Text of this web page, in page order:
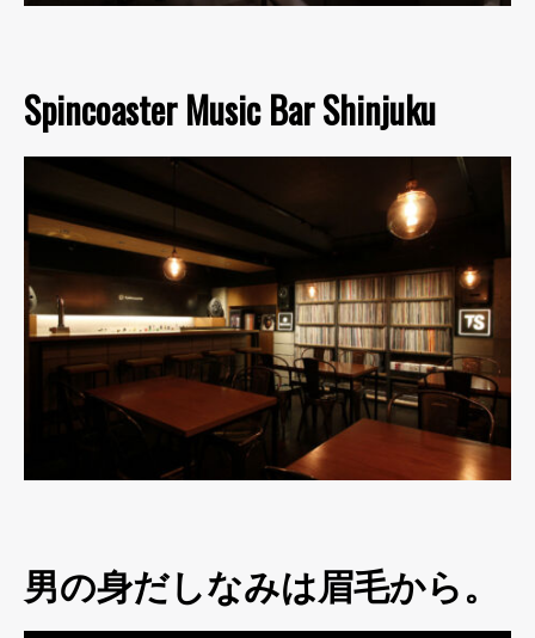
Spincoaster Music Bar Shinjuku
男の身だしなみは眉毛から。